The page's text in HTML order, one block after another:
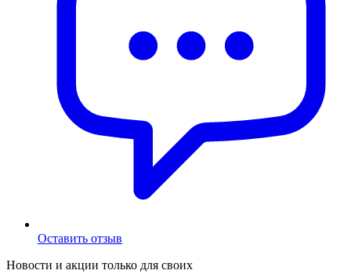
Оставить отзыв
Новости и акции только для своих